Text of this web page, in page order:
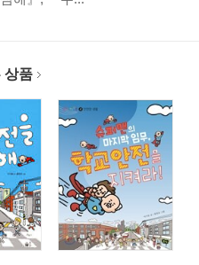
계
많지?
척척
한 번쯤 타 보고 싶다
기
는 뭐가 다를까?
는 전투기
상품